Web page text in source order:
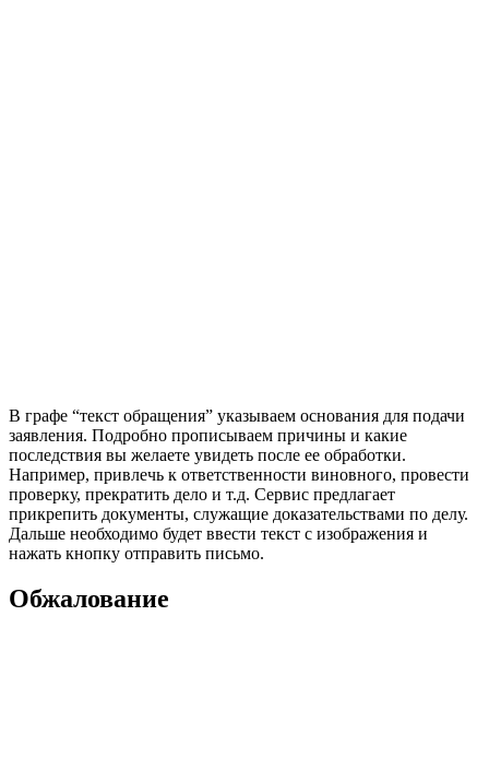
В графе “текст обращения” указываем основания для подачи
заявления. Подробно прописываем причины и какие
последствия вы желаете увидеть после ее обработки.
Например, привлечь к ответственности виновного, провести
проверку, прекратить дело и т.д. Сервис предлагает
прикрепить документы, служащие доказательствами по делу.
Дальше необходимо будет ввести текст с изображения и
нажать кнопку отправить письмо.
Обжалование